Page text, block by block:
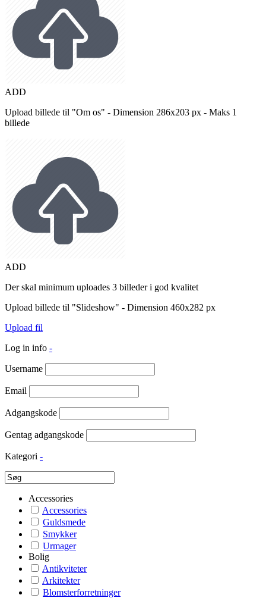
ADD
Upload billede til "Om os" - Dimension 286x203 px - Maks 1
billede
ADD
Der skal minimum uploades 3 billeder i god kvalitet
Upload billede til "Slideshow" - Dimension 460x282 px
Upload fil
Log in info -
Username
Email
Adgangskode
Gentag adgangskode
Kategori -
Accessories
Accessories
Guldsmede
Smykker
Urmager
Bolig
Antikviteter
Arkitekter
Blomsterforretninger